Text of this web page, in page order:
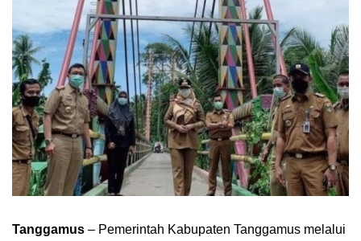
Tanggamus – Pemerintah Kabupaten Tanggamus melalui